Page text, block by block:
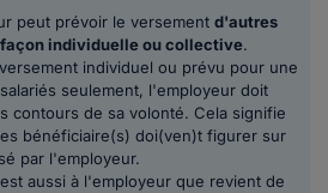
peut prévoir le versement d'autres
façon individuelle ou collective.
individuel ou prévu pour une
seulement, l'employeur doit
contours de sa volonté. Cela signifie
bénéficiaire(s) doi(ven)t figurer sur
par l'employeur.
aussi à l'employeur que revient de